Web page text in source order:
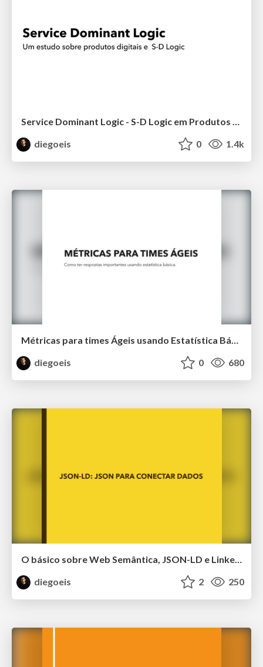
Service Dominant Logic - S-D Logic em Produtos Digitais
diegoeis
0 1.4k
Métricas para times Ágeis usando Estatística Básica
diegoeis
0 680
diegoeis
2 250